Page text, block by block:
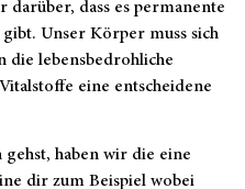
darüber, dass es permanente
Unser Körper muss sich
die lebensbedrohliche
eine entscheidene
haben wir die eine
dir zum Beispiel wobei